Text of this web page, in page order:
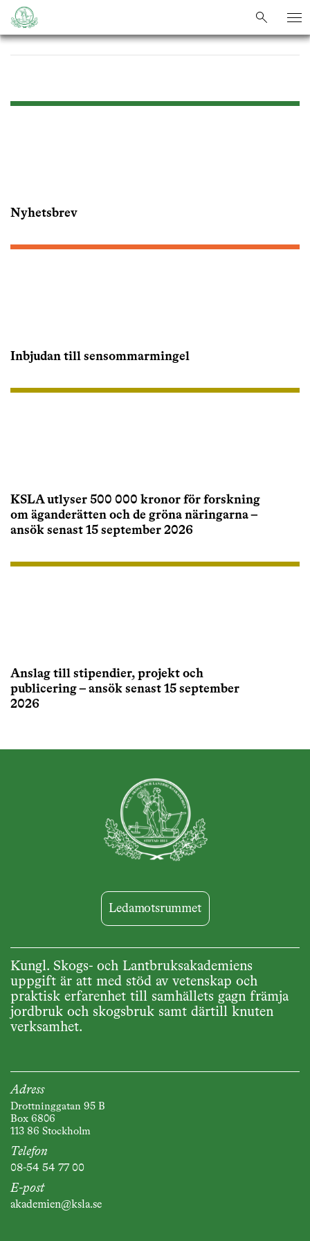
sök
sök
Nyhetsbrev
Inbjudan till sensommarmingel
KSLA utlyser 500 000 kronor för forskning
om äganderätten och de gröna näringarna –
ansök senast 15 september 2026
Anslag till stipendier, projekt och
publicering – ansök senast 15 september
2026
Ledamotsrummet
Kungl. Skogs- och Lantbruksakademiens
uppgift är att med stöd av vetenskap och
praktisk erfarenhet till samhällets gagn främja
jordbruk och skogsbruk samt därtill knuten
verksamhet.
Adress
Drottninggatan 95 B
Box 6806
113 86 Stockholm
Telefon
08-54 54 77 00
E-post
akademien@ksla.se